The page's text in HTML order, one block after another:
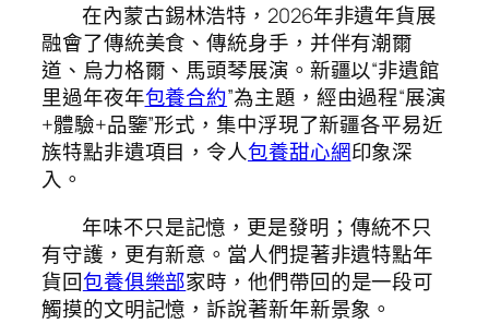
在內蒙古錫林浩特，2026年非遺年貨展
融會了傳統美食、傳統身手，并伴有潮爾
道、烏力格爾、馬頭琴展演。新疆以“非遺館
里過年夜年包養合約”為主題，經由過程“展演
+體驗+品鑒”形式，集中浮現了新疆各平易近
族特點非遺項目，令人包養甜心網印象深
入。
年味不只是記憶，更是發明；傳統不只
有守護，更有新意。當人們提著非遺特點年
貨回包養俱樂部家時，他們帶回的是一段可
觸摸的文明記憶，訴說著新年新景象。